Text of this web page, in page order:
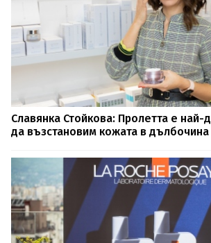
Славянка Стойкова: Пролетта е
да възстановим кожата в дълбочина